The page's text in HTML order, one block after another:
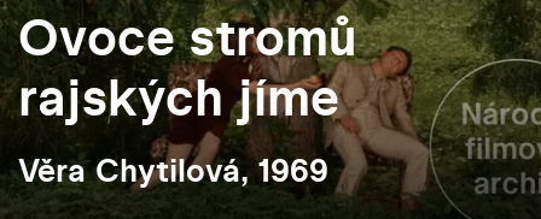
Ovoce stromů
rajských jíme
Věra Chytilová, 1969